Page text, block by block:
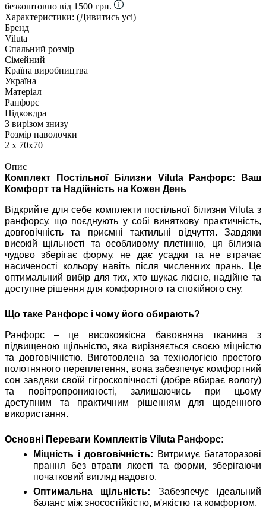
безкоштовно від 1500 грн.
Характеристики: (Дивитись усі)
Бренд
Viluta
Спальний розмір
Сімейний
Країна виробництва
Україна
Матеріал
Ранфорс
Підковдра
З вирізом знизу
Розмір наволочки
2 х 70х70
Опис
Комплект Постільної Білизни Viluta Ранфорс: Ваш
Комфорт та Надійність на Кожен День
Відкрийте для себе комплекти постільної білизни Viluta з
ранфорсу, що поєднують у собі виняткову практичність,
довговічність та приємні тактильні відчуття. Завдяки
високій щільності та особливому плетінню, ця білизна
чудово зберігає форму, не дає усадки та не втрачає
насиченості кольору навіть після численних прань. Це
оптимальний вибір для тих, хто шукає якісне, надійне та
доступне рішення для комфортного та спокійного сну.
Що таке Ранфорс і чому його обирають?
Ранфорс – це високоякісна бавовняна тканина з
підвищеною щільністю, яка вирізняється своєю міцністю
та довговічністю. Виготовлена за технологією простого
полотняного переплетення, вона забезпечує комфортний
сон завдяки своїй гігроскопічності (добре вбирає вологу)
та повітропроникності, залишаючись при цьому
доступним та практичним рішенням для щоденного
використання.
Основні Переваги Комплектів Viluta Ранфорс:
Міцність і довговічність: Витримує багаторазові
прання без втрати якості та форми, зберігаючи
початковий вигляд надовго.
Оптимальна щільність: Забезпечує ідеальний
баланс між зносостійкістю, м'якістю та комфортом.